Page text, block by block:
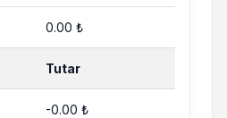
0.00 ₺
Tutar
-0.00 ₺